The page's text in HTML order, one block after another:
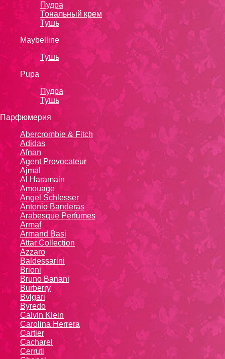
Пудра
Тональный крем
Тушь
Maybelline
Тушь
Pupa
Пудра
Тушь
Парфюмерия
Abercrombie & Fitch
Adidas
Afnan
Agent Provocateur
Ajmal
Al Haramain
Amouage
Angel Schlesser
Antonio Banderas
Arabesque Perfumes
Armaf
Armand Basi
Attar Collection
Azzaro
Baldessarini
Brioni
Bruno Banani
Burberry
Bvlgari
Byredo
Calvin Klein
Carolina Herrera
Cartier
Caсhаrеl
Cerruti